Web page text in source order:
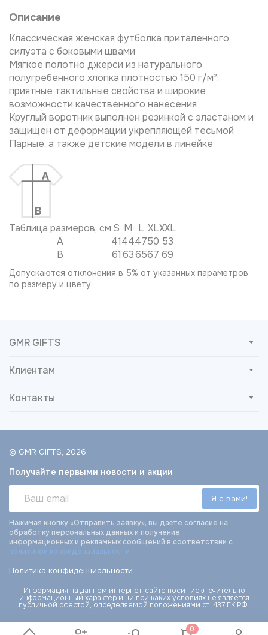
Описание
Классическая женская футболка приталенного
силуэта с боковыми швами
Мягкое полотно джерси из натурального
полугребенного хлопка плотностью 150 г/м²:
приятные тактильные свойства и широкие
возможности качественного нанесения
Круглый воротник выполнен резинкой с эластаном и
защищен от деформации укрепляющей тесьмой
Парные, а также детские модели в линейке
Таблица размеров, см S M L XLXXL
A
41444750 53
B
61636567 69
Допускаются отклонения в 5% от указанных параметров
по размеру и цвету
GMR GIFTS
Клиентам
Контакты
© GMR GIFTS, 2026
Получайте первыми новости и акции
Нажимая кнопку «Отправить заявку», вы даёте согласие на
обработку персональных данных и получение
информационных и рекламных сообщений в соответствии с
политикой конфиденциальности
Политика конфиденциальности
Информация на данном интернет-сайте носит исключительно
информационный характер и ни при каких условиях не является
публичной офертой, определяемой положениями ст. 437 ГК РФ.
0